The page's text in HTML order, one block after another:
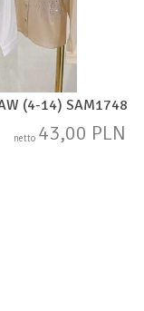
(4-14) SAM1748
netto 43,00 PLN